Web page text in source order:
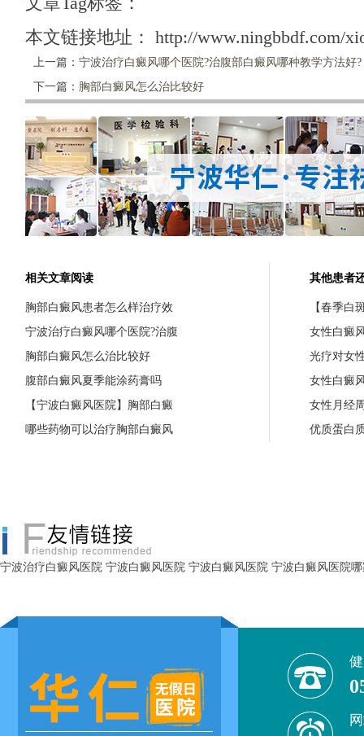
本文链接地址： http://www.ningbbdf.com/
上一篇： 宁波治疗白癜风哪个医院?治腹部白癜风哪种教学方法好?
下一篇： 胸部白癜风怎么治比较好
相关文章阅读
胸部白癜风患者怎么样治疗效
宁波治疗白癜风哪个医院?治腹
胸部白癜风怎么治比较好
腹部白癜风夏季能涂药膏吗
【宁波白癜风医院】胸部白癜
哪些药物可以治疗胸部白癜风
其他患者
【春季白
女性白癜
光疗对女
女性白癜
女性月经
优质蛋白
宁波治疗白癜风医院 宁波白癜风医院 宁波白癜风医院 宁波白癜风医院